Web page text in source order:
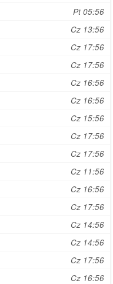
Pt 05:56
Cz 13:56
Cz 17:56
Cz 17:56
Cz 16:56
Cz 16:56
Cz 15:56
Cz 17:56
Cz 17:56
Cz 11:56
Cz 16:56
Cz 17:56
Cz 14:56
Cz 14:56
Cz 17:56
Cz 16:56